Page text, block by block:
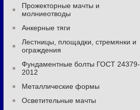
Прожекторные мачты и
молниеотводы
Анкерные тяги
Лестницы, площадки, стремянки и
ограждения
Фундаментные болты ГОСТ 24379-
2012
Металлические формы
Осветительные мачты